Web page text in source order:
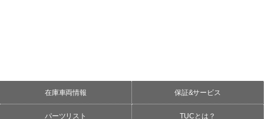
在庫車両情報 保証&サービス
パーツリスト TUCとは？